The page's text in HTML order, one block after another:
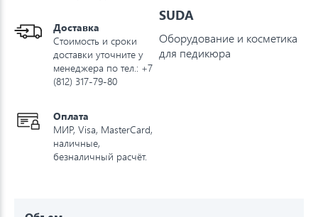
Доставка
Стоимость и сроки
доставки уточните у
менеджера по тел.: +7
(812) 317-79-80
Оплата
МИР, Visa, MasterCard,
наличные,
безналичный расчёт.
SUDA
Оборудование и косметика
для педикюра